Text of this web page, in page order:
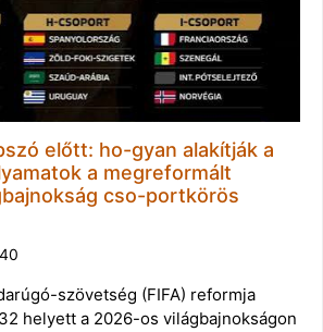
előtt: ho-gyan alakítják a
a megreformált
cso-portkörös
szövetség (FIFA) reformja
helyett a 2026-os világbajnokságon